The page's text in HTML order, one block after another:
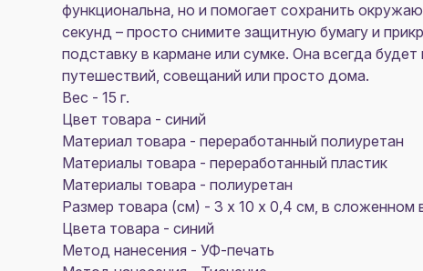
функциональна, но и помогает сохранить
секунд – просто снимите защитную бумагу и
подставку в кармане или сумке. Она всегда
путешествий, совещаний или просто дома.
Вес - 15 г.
Цвет товара - синий
Материал товара - переработанный полиуретан
Материалы товара - переработанный пластик
Материалы товара - полиуретан
Размер товара (см) - 3 х 10 х 0,4 см, в сложенном
Цвета товара - синий
Метод нанесения - УФ-печать